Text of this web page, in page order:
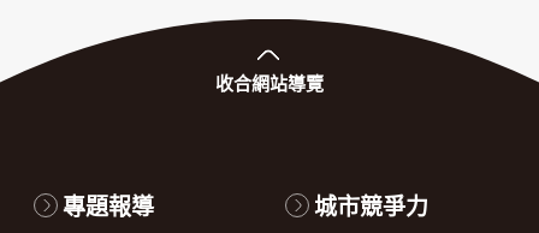
收合網站導覽
專題報導 城市競爭力